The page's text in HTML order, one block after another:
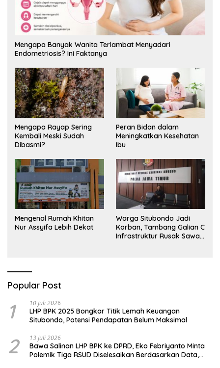
Mengapa Banyak Wanita Terlambat Menyadari
Endometriosis? Ini Faktanya
Mengapa Rayap Sering
Kembali Meski Sudah
Dibasmi?
Peran Bidan dalam
Meningkatkan Kesehatan
Ibu
Mengenal Rumah Khitan
Nur Assyifa Lebih Dekat
Warga Situbondo Jadi
Korban, Tambang Galian C
Infrastruktur Rusak Sawah
Popular Post
1 10 Juli 2026
LHP BPK 2025 Bongkar Titik Lemah Keuangan
Situbondo, Potensi Pendapatan Belum Maksimal
2 13 Juli 2026
Bawa Salinan LHP BPK ke DPRD, Eko Febriyanto Minta
Polemik Tiga RSUD Diselesaikan Berdasarkan Data,